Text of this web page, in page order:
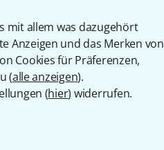
mit allem was dazugehört
Anzeigen und das Merken von
Cookies für Präferenzen,
(alle anzeigen).
(hier) widerrufen.